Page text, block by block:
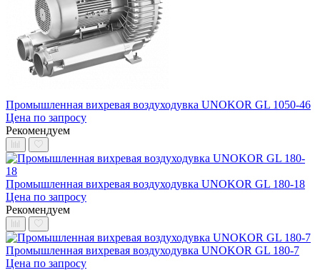
Промышленная вихревая воздуходувка UNOKOR GL 1050-46
Цена по запросу
Рекомендуем
Промышленная вихревая воздуходувка UNOKOR GL 180-18
Цена по запросу
Рекомендуем
Промышленная вихревая воздуходувка UNOKOR GL 180-7
Цена по запросу